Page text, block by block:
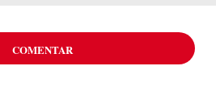
COMENTAR